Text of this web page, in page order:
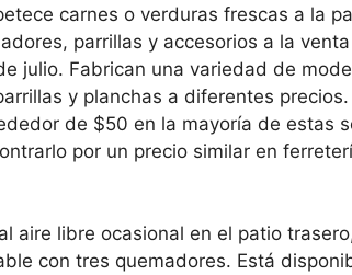
carnes o verduras frescas a la
parrillas y accesorios a la
julio. Fabrican una variedad de
y planchas a diferentes
de $50 en la mayoría de estas
por un precio similar en
aire libre ocasional en el patio
con tres quemadores. Está